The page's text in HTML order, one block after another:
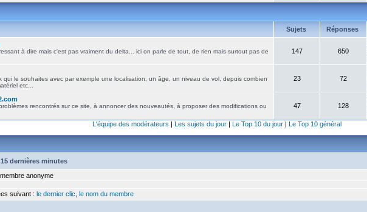
Sujets Réponses
à dire mais c'est pas vraiment du delta... ici on parle de tout, de rien mais surtout pas de
147 650
qui le souhaites avec par exemple une localisation, un âge, un niveau de vol, depuis combien
etc...
23 72
rencontrés sur ce site, à annoncer des nouveautés, à proposer des modifications ou
47 128
L'équipe des modérateurs | Les sujets du jour| Le Top 10 du jour| Le Top 10 général
dernières minutes
membre anonyme
suivant : le dernier clic le nom du membre